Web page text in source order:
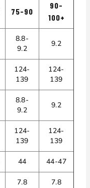
75-90
90-
100+
8.8-
9.2
9.2
124-
139
124-
139
8.8-
9.2
9.2
124-
139
124-
139
44 44-47
7.8 7.8